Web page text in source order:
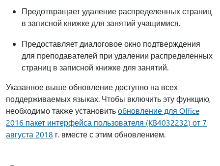
Предотвращает удаление распределенных страниц
в записной книжке для занятий учащимися.
Предоставляет диалоговое окно подтверждения
для преподавателей при удалении распределенных
страниц в записной книжке для занятий.
Указанное выше обновление доступно на всех
поддерживаемых языках. Чтобы включить эту функцию,
необходимо также установитьобновление для Office
2016 пакет интерфейса пользователя (KB4032232) от 7
августа 2018 г. вместе с этим обновлением.